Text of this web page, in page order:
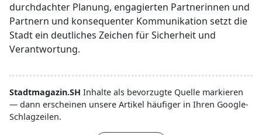
durchdachter Planung, engagierten Partnerinnen und
Partnern und konsequenter Kommunikation setzt die
Stadt ein deutliches Zeichen für Sicherheit und
Verantwortung.
Stadtmagazin.SH Inhalte als bevorzugte Quelle markieren
— dann erscheinen unsere Artikel häufiger in Ihren Google-
Schlagzeilen.